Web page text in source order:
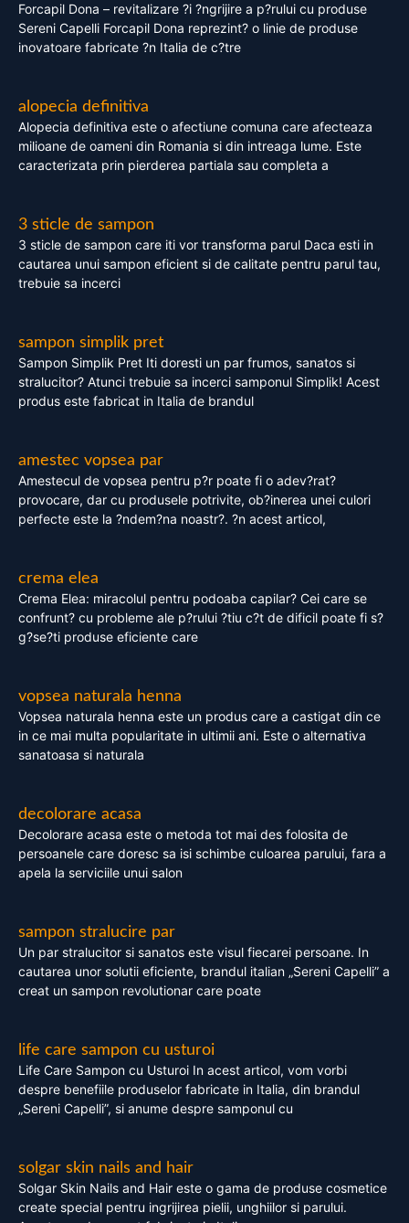
Forcapil Dona – revitalizare ?i ?ngrijire a p?rului cu produse
Sereni Capelli Forcapil Dona reprezint? o linie de produse
inovatoare fabricate ?n Italia de c?tre
alopecia definitiva
Alopecia definitiva este o afectiune comuna care afecteaza
milioane de oameni din Romania si din intreaga lume. Este
caracterizata prin pierderea partiala sau completa a
3 sticle de sampon
3 sticle de sampon care iti vor transforma parul Daca esti in
cautarea unui sampon eficient si de calitate pentru parul tau,
trebuie sa incerci
sampon simplik pret
Sampon Simplik Pret Iti doresti un par frumos, sanatos si
stralucitor? Atunci trebuie sa incerci samponul Simplik! Acest
produs este fabricat in Italia de brandul
amestec vopsea par
Amestecul de vopsea pentru p?r poate fi o adev?rat?
provocare, dar cu produsele potrivite, ob?inerea unei culori
perfecte este la ?ndem?na noastr?. ?n acest articol,
crema elea
Crema Elea: miracolul pentru podoaba capilar? Cei care se
confrunt? cu probleme ale p?rului ?tiu c?t de dificil poate fi s?
g?se?ti produse eficiente care
vopsea naturala henna
Vopsea naturala henna este un produs care a castigat din ce
in ce mai multa popularitate in ultimii ani. Este o alternativa
sanatoasa si naturala
decolorare acasa
Decolorare acasa este o metoda tot mai des folosita de
persoanele care doresc sa isi schimbe culoarea parului, fara a
apela la serviciile unui salon
sampon stralucire par
Un par stralucitor si sanatos este visul fiecarei persoane. In
cautarea unor solutii eficiente, brandul italian „Sereni Capelli” a
creat un sampon revolutionar care poate
life care sampon cu usturoi
Life Care Sampon cu Usturoi In acest articol, vom vorbi
despre benefiile produselor fabricate in Italia, din brandul
„Sereni Capelli”, si anume despre samponul cu
solgar skin nails and hair
Solgar Skin Nails and Hair este o gama de produse cosmetice
create special pentru ingrijirea pielii, unghiilor si parului.